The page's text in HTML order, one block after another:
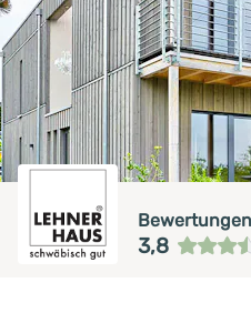
Bewertungen
3,8